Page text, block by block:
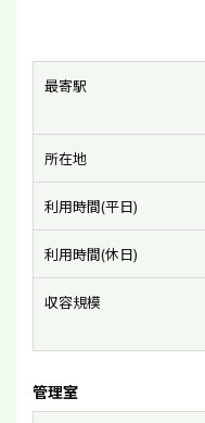
最寄駅
所在地
利用時間(平日)
利用時間(休日)
収容規模
管理室